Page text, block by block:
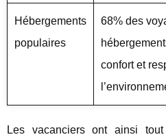
Hébergements
populaires
68% des
confort et
Les vacanciers ont ainsi